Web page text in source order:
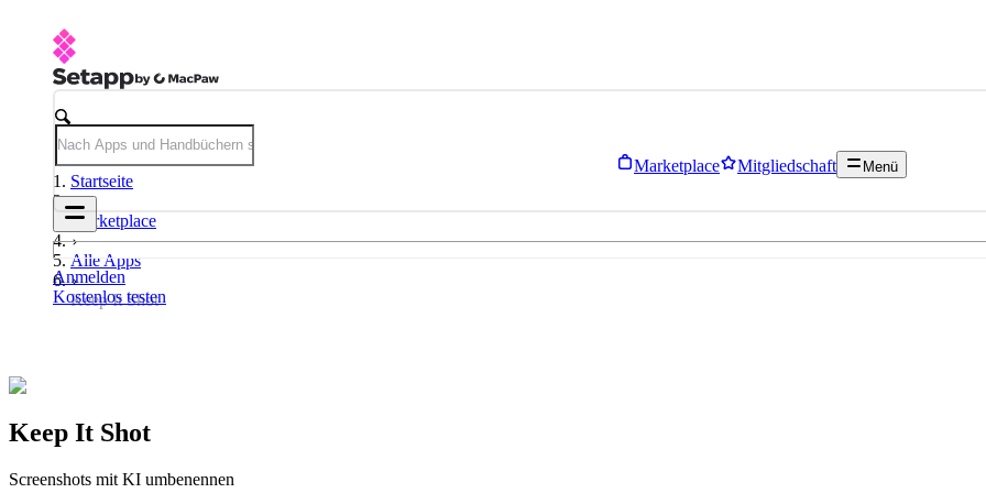
Marketplace Mitgliedschaft Menü
Anmelden
Kostenlos testen
Startseite
Marketplace
Alle Apps
Keep It Shot
Keep It Shot
Screenshots mit KI umbenennen